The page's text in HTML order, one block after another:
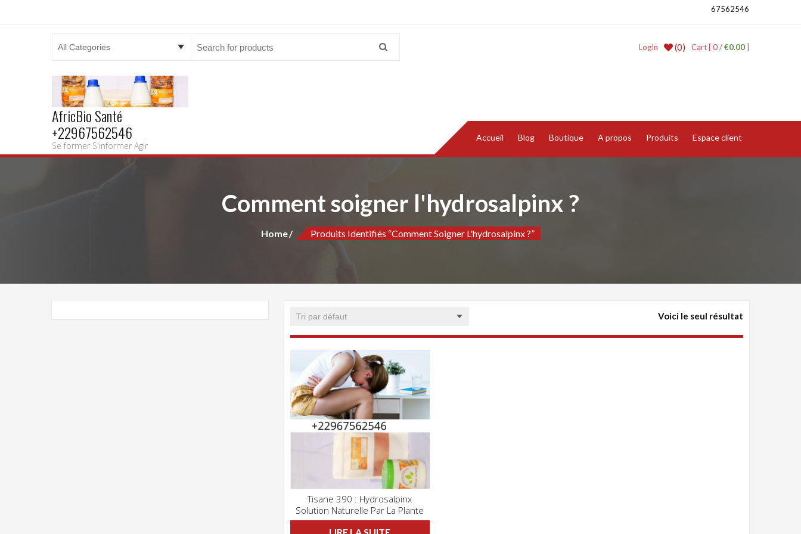
67562546
Cart [ 0 /€0.00]
(0)
LogIn
AfricBio Santé
+22967562546
Se former S'informer Agir
Accueil Blog Boutique A propos Produits Espace client
Comment soigner l'hydrosalpinx ?
Home Produits Identifiés “Comment Soigner L'hydrosalpinx ?”
Voici le seul résultat
CLIQUEZ POUR VOIR
ADD WISHLIST
Tisane 390 : Hydrosalpinx
Solution Naturelle Par La Plante